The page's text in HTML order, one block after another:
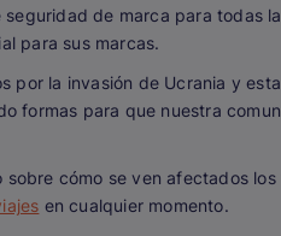
de marca para todas
para sus marcas.
por la invasión de Ucrania y
formas para que nuestra
cómo se ven afectados
en cualquier momento.